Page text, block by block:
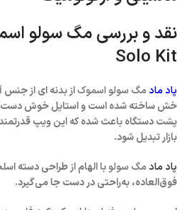
Solo Kit
پاد مادمگ سولو اسموکاز بدنه ای از
خش ساخته شده است و استایل خوش دست
پشت دستگاه باعث شده که این ویپ قدرتمند
بازار تبدیل شود.
پاد ماد مگ سولوبا الهام از طراحی دسته
فوق‌العاده، به‌راحتی در دست جا می‌گیرد.